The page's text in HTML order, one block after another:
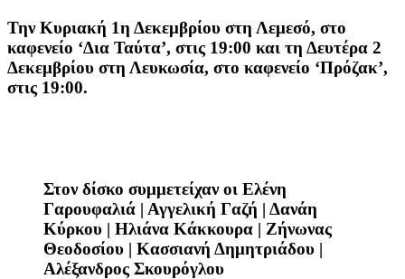
Την Κυριακή 1η Δεκεμβρίου στη Λεμεσό, στο
καφενείο ‘Δια Ταύτα’, στις 19:00 και τη Δευτέρα 2
Δεκεμβρίου στη Λευκωσία, στο καφενείο ‘Πρόζακ’,
στις 19:00.
Στον δίσκο συμμετείχαν οι Ελένη
Γαρουφαλιά | Αγγελική Γαζή | Δανάη
Κύρκου | Ηλιάνα Κάκκουρα | Ζήνωνας
Θεοδοσίου | Κασσιανή Δημητριάδου |
Αλέξανδρος Σκουρόγλου